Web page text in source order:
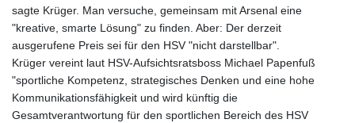
sagte Krüger. Man versuche, gemeinsam mit Arsenal eine
"kreative, smarte Lösung" zu finden. Aber: Der derzeit
ausgerufene Preis sei für den HSV "nicht darstellbar".
Krüger vereint laut HSV-Aufsichtsratsboss Michael Papenfuß
"sportliche Kompetenz, strategisches Denken und eine hohe
Kommunikationsfähigkeit und wird künftig die
Gesamtverantwortung für den sportlichen Bereich des HSV